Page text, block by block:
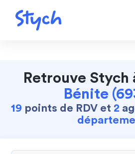
Retrouve Stych
Bénite
19 points de RDV et 2